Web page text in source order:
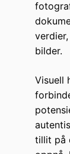
bilder.
Visuell
tillit på